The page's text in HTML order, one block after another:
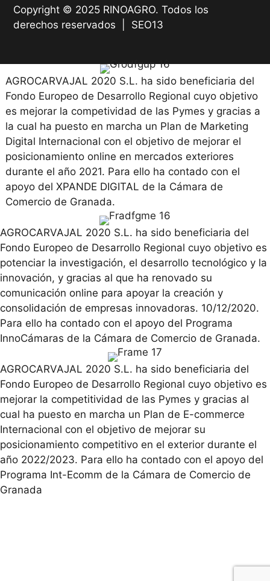
Copyright © 2025 RINOAGRO. Todos los
derechos reservados | SEO13
AGROCARVAJAL 2020 S.L. ha sido beneficiaria del
Fondo Europeo de Desarrollo Regional cuyo objetivo
es mejorar la competividad de las Pymes y gracias a
la cual ha puesto en marcha un Plan de Marketing
Digital Internacional con el objetivo de mejorar el
posicionamiento online en mercados exteriores
durante el año 2021. Para ello ha contado con el
apoyo del XPANDE DIGITAL de la Cámara de
Comercio de Granada.
AGROCARVAJAL 2020 S.L. ha sido beneficiaria del
Fondo Europeo de Desarrollo Regional cuyo objetivo es
potenciar la investigación, el desarrollo tecnológico y la
innovación, y gracias al que ha renovado su
comunicación online para apoyar la creación y
consolidación de empresas innovadoras. 10/12/2020.
Para ello ha contado con el apoyo del Programa
InnoCámaras de la Cámara de Comercio de Granada.
AGROCARVAJAL 2020 S.L. ha sido beneficiaria del
Fondo Europeo de Desarrollo Regional cuyo objetivo es
mejorar la competitividad de las Pymes y gracias al
cual ha puesto en marcha un Plan de E-commerce
Internacional con el objetivo de mejorar su
posicionamiento competitivo en el exterior durante el
año 2022/2023. Para ello ha contado con el apoyo del
Programa Int-Ecomm de la Cámara de Comercio de
Granada